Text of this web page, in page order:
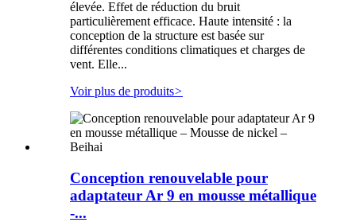
élevée. Effet de réduction du bruit
particulièrement efficace. Haute intensité : la
conception de la structure est basée sur
différentes conditions climatiques et charges de
vent. Elle...
Voir plus de produits>
Conception renouvelable pour
adaptateur Ar 9 en mousse métallique
-...